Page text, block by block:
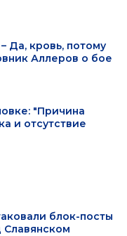
Да, кровь, потому
Аллеров о бое
"Причина
и отсутствие
блок-посты